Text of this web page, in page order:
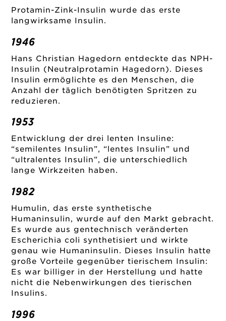
Protamin-Zink-Insulin wurde das erste
langwirksame Insulin.
1946
Hans Christian Hagedorn entdeckte das NPH-
Insulin (Neutralprotamin Hagedorn). Dieses
Insulin ermöglichte es den Menschen, die
Anzahl der täglich benötigten Spritzen zu
reduzieren.
1953
Entwicklung der drei lenten Insuline:
“semilentes Insulin”, “lentes Insulin” und
“ultralentes Insulin”, die unterschiedlich
lange Wirkzeiten haben.
1982
Humulin, das erste synthetische
Humaninsulin, wurde auf den Markt gebracht.
Es wurde aus gentechnisch veränderten
Escherichia coli synthetisiert und wirkte
genau wie Humaninsulin. Dieses Insulin hatte
große Vorteile gegenüber tierischem Insulin:
Es war billiger in der Herstellung und hatte
nicht die Nebenwirkungen des tierischen
Insulins.
1996